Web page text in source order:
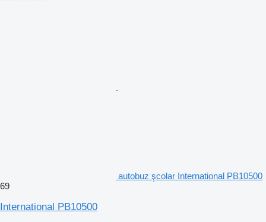
autobuz şcolar International PB10500
69
International PB10500